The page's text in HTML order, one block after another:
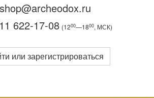
shop@archeodox.ru
622-17-08 (1200—1800, МСК)
или зарегистрироваться